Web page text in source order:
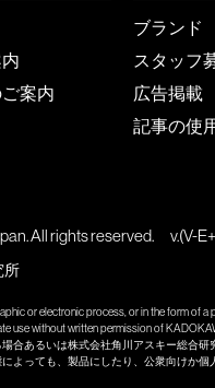
案内
ブランド
スタッフ
広告掲載
記事の使
All rights reserved. v.(V-
所
or electronic process, or in the form of a
use without written permission of
合あるいは株式会社角川アスキー総合
よっても、製品にしたり、公衆向けか個